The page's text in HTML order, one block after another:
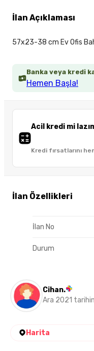
Banka veya kredi
Hemen Başla!
Acil kredi mi
Kredi fırsatlarını
İlan Özellikleri
İlan No
Durum
İlan Açıklaması
57x23-38 cm Ev Ofis
Cihan.
Ara 2021
Harita